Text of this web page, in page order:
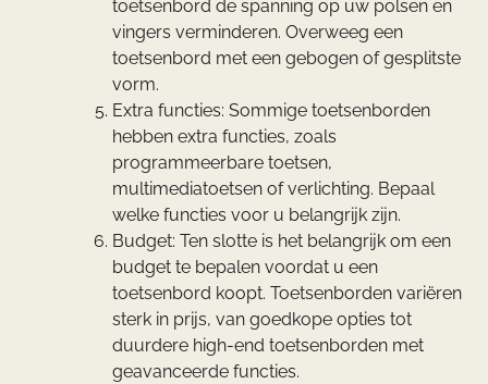
toetsenbord de spanning op uw polsen en
vingers verminderen. Overweeg een
toetsenbord met een gebogen of gesplitste
vorm.
Extra functies: Sommige toetsenborden
hebben extra functies, zoals
programmeerbare toetsen,
multimediatoetsen of verlichting. Bepaal
welke functies voor u belangrijk zijn.
Budget: Ten slotte is het belangrijk om een
budget te bepalen voordat u een
toetsenbord koopt. Toetsenborden variëren
sterk in prijs, van goedkope opties tot
duurdere high-end toetsenborden met
geavanceerde functies.